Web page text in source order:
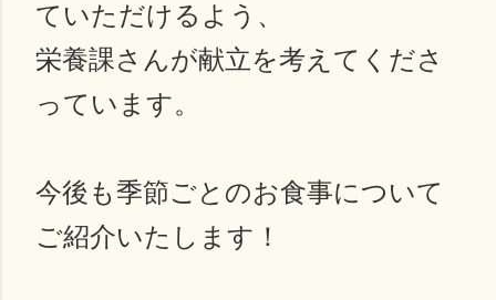
ていただけるよう、
栄養課さんが献立を考えてくださ
っています。
今後も季節ごとのお食事について
ご紹介いたします！